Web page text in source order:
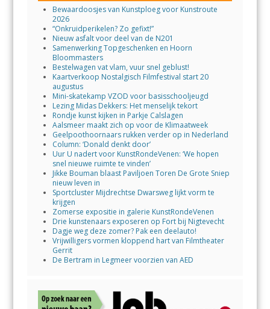
Bewaardoosjes van Kunstploeg voor Kunstroute
2026
“Onkruidperikelen? Zo gefixt!”
Nieuw asfalt voor deel van de N201
Samenwerking Topgeschenken en Hoorn
Bloommasters
Bestelwagen vat vlam, vuur snel geblust!
Kaartverkoop Nostalgisch Filmfestival start 20
augustus
Mini-skatekamp VZOD voor basisschooljeugd
Lezing Midas Dekkers: Het menselijk tekort
Rondje kunst kijken in Parkje Calslagen
Aalsmeer maakt zich op voor de Klimaatweek
Geelpoothoornaars rukken verder op in Nederland
Column: ‘Donald denkt door’
Uur U nadert voor KunstRondeVenen: ‘We hopen
snel nieuwe ruimte te vinden’
Jikke Bouman blaast Paviljoen Toren De Grote Sniep
nieuw leven in
Sportcluster Mijdrechtse Dwarsweg lijkt vorm te
krijgen
Zomerse expositie in galerie KunstRondeVenen
Drie kunstenaars exposeren op Fort bij Nigtevecht
Dagje weg deze zomer? Pak een deelauto!
Vrijwilligers vormen kloppend hart van Filmtheater
Gerrit
De Bertram in Legmeer voorzien van AED